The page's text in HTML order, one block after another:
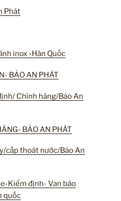
Phát
inox -Hàn Quốc
BẢO AN PHÁT
Chính hãng/Bảo An
BẢO AN PHÁT
cấp thoát nước/Bảo An
Kiểm định- Van báo
quốc